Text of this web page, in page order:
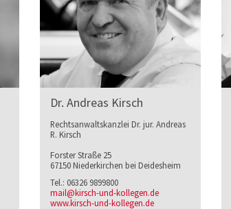
Dr. Andreas Kirsch
Rechtsanwaltskanzlei Dr. jur. Andreas
R. Kirsch
Forster Straße 25
67150 Niederkirchen bei Deidesheim
Tel.: 06326 9899800
mail@kirsch-und-kollegen.de
www.kirsch-und-kollegen.de